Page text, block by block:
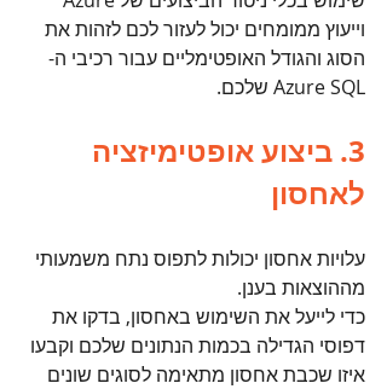
וייעוץ ממומחים יכול לעזור לכם לזהות את
הסוג והגודל האופטימליים עבור רכיבי ה-
Azure SQL שלכם.
3. ביצוע אופטימיזציה
לאחסון
עלויות אחסון יכולות לתפוס נתח משמעותי
מההוצאות בענן.
כדי לייעל את השימוש באחסון, בדקו את
דפוסי הגדילה בכמות הנתונים שלכם וקבעו
איזו שכבת אחסון מתאימה לסוגים שונים